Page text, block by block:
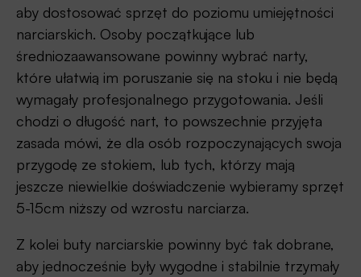
aby dostosować sprzęt do poziomu umiejętności
narciarskich. Osoby początkujące lub
średniozaawansowane powinny wybrać narty,
które ułatwią im poruszanie się na stoku i nie będą
wymagały profesjonalnego przygotowania. Jeśli
chodzi o długość nart, to powszechnie przyjęta
zasada mówi, że dla osób rozpoczynających swoja
przygodę ze stokiem, lub tych, którzy mają
jeszcze niewielkie doświadczenie wybieramy sprzęt
5-15cm niższy od wzrostu narciarza.
Z kolei buty narciarskie powinny być tak dobrane,
aby jednocześnie były wygodne i stabilnie trzymały